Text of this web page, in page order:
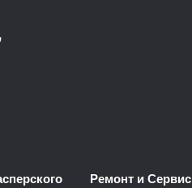
Ремонт и Сервис